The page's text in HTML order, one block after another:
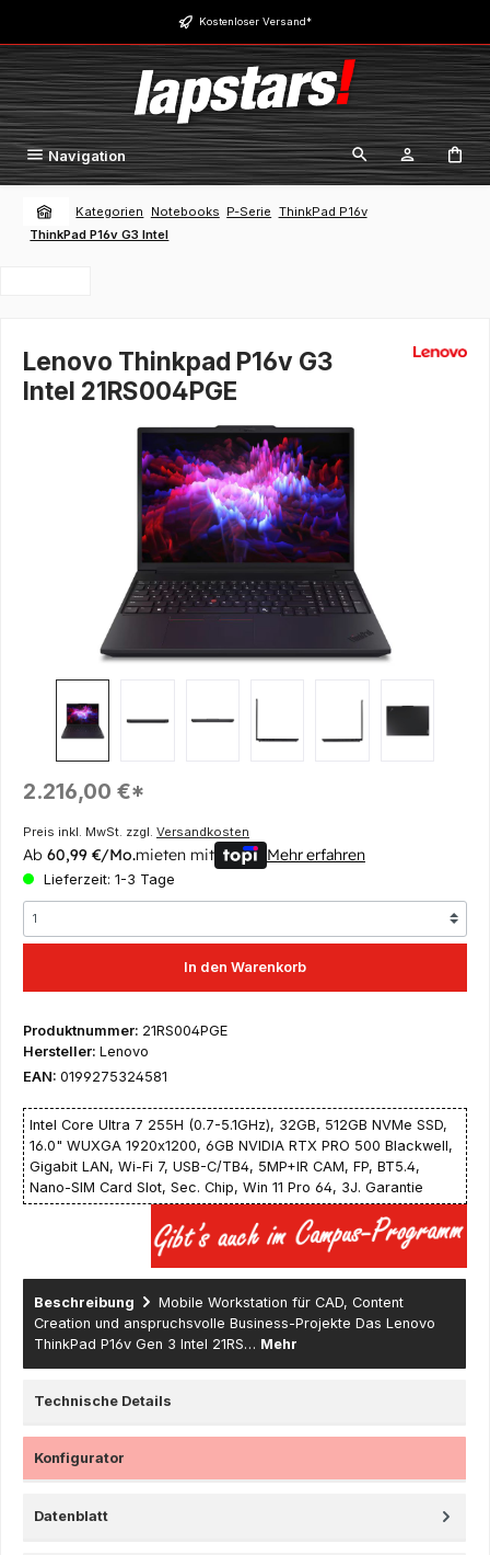
Zum Hauptinhalt springen Kostenloser Versand*
Navigation
Kategorien Notebooks P-Serie ThinkPad P16v
ThinkPad P16v G3 Intel
Lenovo Thinkpad P16v G3
Intel 21RS004PGE
Bildergalerie überspringen
Regulärer Preis:
2.216,00 €*
Preis inkl. MwSt. zzgl. Versandkosten
Ab 60,99 €/Mo.mieten mit Mehr erfahren
Lieferzeit: 1-3 Tage
In den Warenkorb
Produktnummer: 21RS004PGE
Hersteller: Lenovo
EAN: 0199275324581
Intel Core Ultra 7 255H (0.7-5.1GHz), 32GB, 512GB NVMe SSD,
16.0" WUXGA 1920x1200, 6GB NVIDIA RTX PRO 500 Blackwell,
Gigabit LAN, Wi-Fi 7, USB-C/TB4, 5MP+IR CAM, FP, BT5.4,
Nano-SIM Card Slot, Sec. Chip, Win 11 Pro 64, 3J. Garantie
Beschreibung
Mobile Workstation für CAD, Content
Creation und anspruchsvolle Business-Projekte Das Lenovo
ThinkPad P16v Gen 3 Intel 21RS… Mehr
Technische Details
Konfigurator
Datenblatt